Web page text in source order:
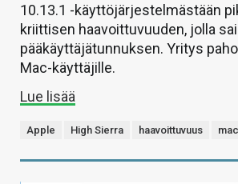
10.13.1 -käyttöjärjestelmästään
kriittisen haavoittuvuuden, jolla
pääkäyttäjätunnuksen. Yritys
Mac-käyttäjille.
Lue lisää
Apple High Sierra haavoittuvuus